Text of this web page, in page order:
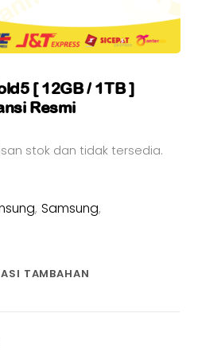
[ 12GB / 1TB ]
Resmi
stok dan tidak tersedia.
, Samsung,
TAMBAHAN